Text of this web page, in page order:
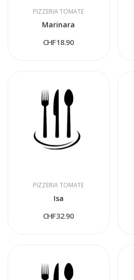
PIZZERIA TOMATE
Marinara
CHF18.90
PIZZERIA TOMATE
Isa
CHF32.90